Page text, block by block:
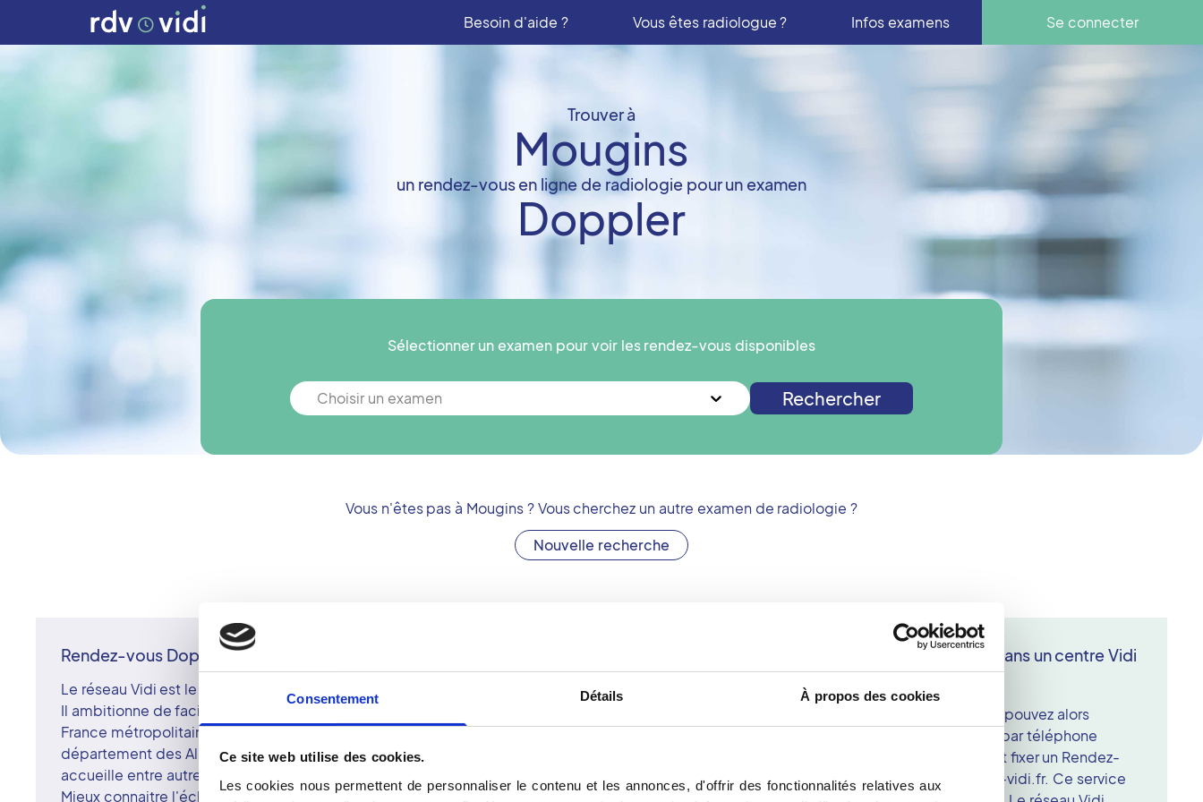
Consentement Détails À propos des cookies
Ce site web utilise des cookies.
Les cookies nous permettent de personnaliser le contenu et les annonces, d'offrir des fonctionnalités relatives aux
Besoin d'aide ? Vous êtes radiologue ? Infos examens Se connecter
Trouver à
Mougins
un rendez-vous en ligne de radiologie pour un examen
Doppler
Sélectionner un examen pour voir les rendez-vous disponibles
Choisir un examen Rechercher
Vous n'êtes pas à Mougins? Vous cherchez un autre examen de radiologie ?
Nouvelle recherche
Rendez-vous Doppler à Mougins
Le réseau Vidi est le premier groupement de radiologues libéraux français.
Il ambitionne de faciliter l'accès aux examens et soins aux patients en
France métropolitaine. Le réseau Vidi est notamment présent dans le
département des Alpes-Maritimes à travers un site à Mougins qui vous
accueille entre autres pour votre échographie Doppler.
Mieux connaitre l'échographie Doppler
Comment procéder à une échographie Doppler dans un centre Vidi
Une échographie Doppler se fait sur rendez-vous. Vous pouvez alors
contacter le centre d'imagerie membre du réseau Vidi par téléphone
durant ses horaires d'ouverture. Vous pouvez également fixer un Rendez-
vous Doppler à Mougins en vous connectant au site rdv-vidi.fr. Ce service